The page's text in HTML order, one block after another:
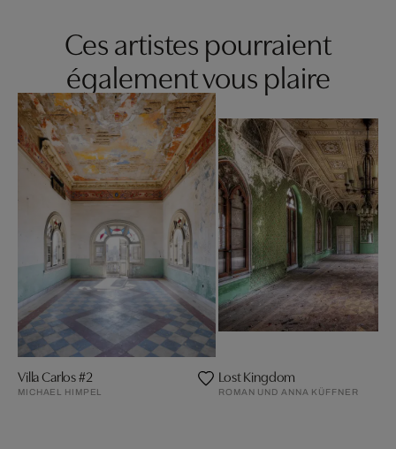
Ces artistes pourraient
également vous plaire
Villa Carlos #2
MICHAEL HIMPEL
Lost Kingdom
ROMAN UND ANNA KÜFFNER